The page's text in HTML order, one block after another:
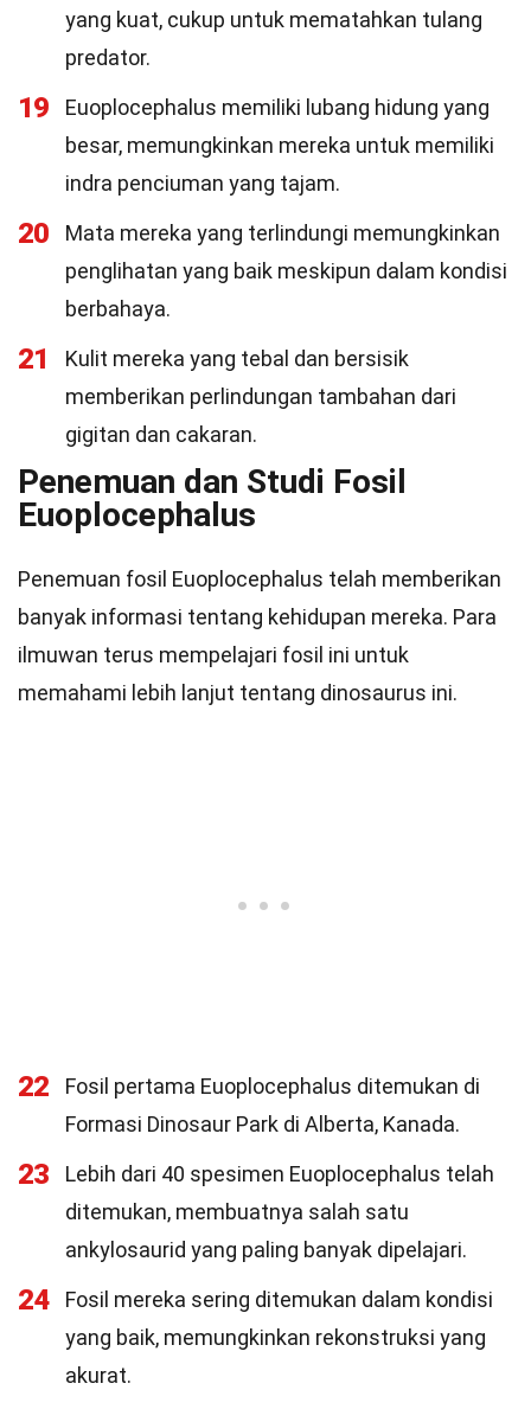
yang kuat, cukup untuk mematahkan tulang
predator.
19
Euoplocephalus memiliki lubang hidung yang
besar, memungkinkan mereka untuk memiliki
indra penciuman yang tajam.
20
Mata mereka yang terlindungi memungkinkan
penglihatan yang baik meskipun dalam kondisi
berbahaya.
21
Kulit mereka yang tebal dan bersisik
memberikan perlindungan tambahan dari
gigitan dan cakaran.
Penemuan dan Studi Fosil
Euoplocephalus
Penemuan fosil Euoplocephalus telah memberikan
banyak informasi tentang kehidupan mereka. Para
ilmuwan terus mempelajari fosil ini untuk
memahami lebih lanjut tentang dinosaurus ini.
22
Fosil pertama Euoplocephalus ditemukan di
Formasi Dinosaur Park di Alberta, Kanada.
23
Lebih dari 40 spesimen Euoplocephalus telah
ditemukan, membuatnya salah satu
ankylosaurid yang paling banyak dipelajari.
24
Fosil mereka sering ditemukan dalam kondisi
yang baik, memungkinkan rekonstruksi yang
akurat.